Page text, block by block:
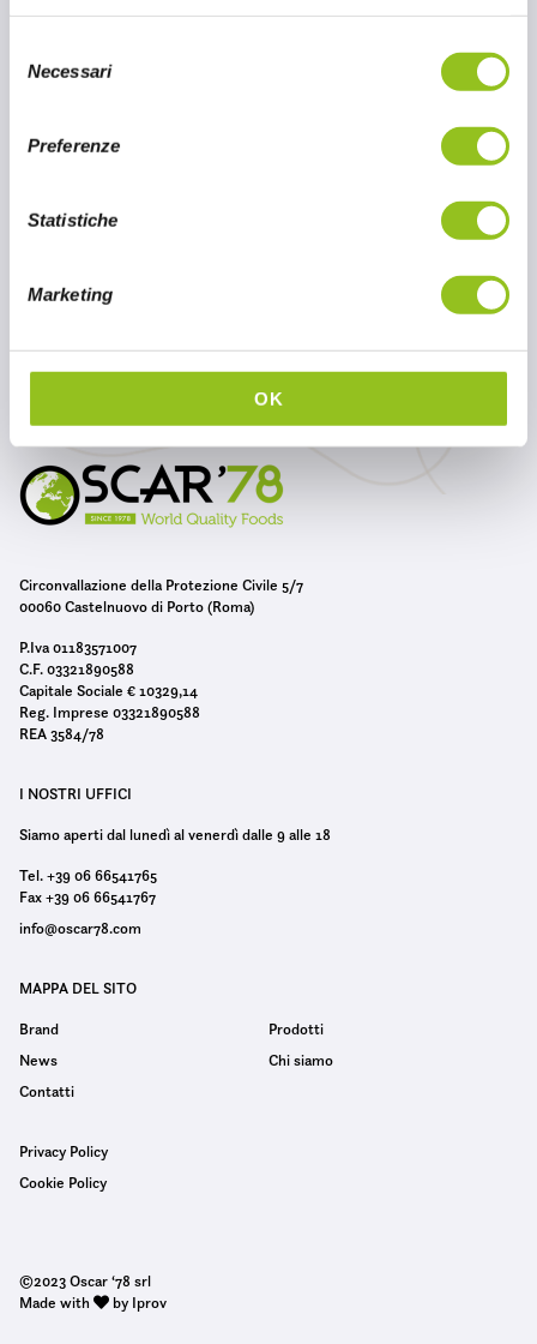
n
Necessari
Preferenze
Statistiche
Marketing
OK
Circonvallazione della Protezione Civile 5/7
00060 Castelnuovo di Porto (Roma)
P.Iva 01183571007
C.F. 03321890588
Capitale Sociale € 10329,14
Reg. Imprese 03321890588
REA 3584/78
I NOSTRI UFFICI
Siamo aperti dal lunedì al venerdì dalle 9 alle 18
Tel. +39 06 66541765
Fax +39 06 66541767
info@oscar78.com
MAPPA DEL SITO
Brand
Prodotti
News
Chi siamo
Contatti
Privacy Policy
Cookie Policy
©2023 Oscar ‘78 srl
Made with
by Iprov